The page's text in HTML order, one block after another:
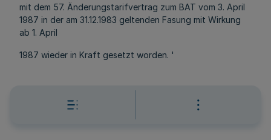
mit dem 57. Änderungstarifvertrag zum BAT vom 3. April
1987 in der am 31.12.1983 geltenden Fasung mit Wirkung
ab 1. April
1987 wieder in Kraft gesetzt worden. '